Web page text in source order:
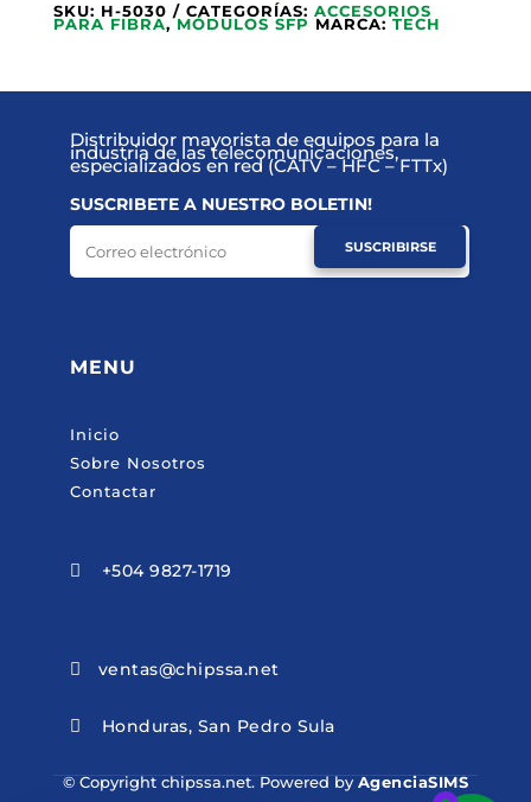
SKU: H-5030 CATEGORÍAS: ACCESORIOS
PARA FIBRA,MÓDULOS SFP MARCA: TECH
Distribuidor mayorista de equipos para la
industria de las telecomunicaciones,
especializados en red (CATV – HFC – FTTx)
SUSCRIBETE A NUESTRO BOLETIN!
SUSCRIBIRSE
MENU
Inicio
Sobre Nosotros
Contactar
 +504 9827-1719
 ventas@chipssa.net
 Honduras, San Pedro Sula
© Copyright chipssa.net. Powered byAgenciaSIMS